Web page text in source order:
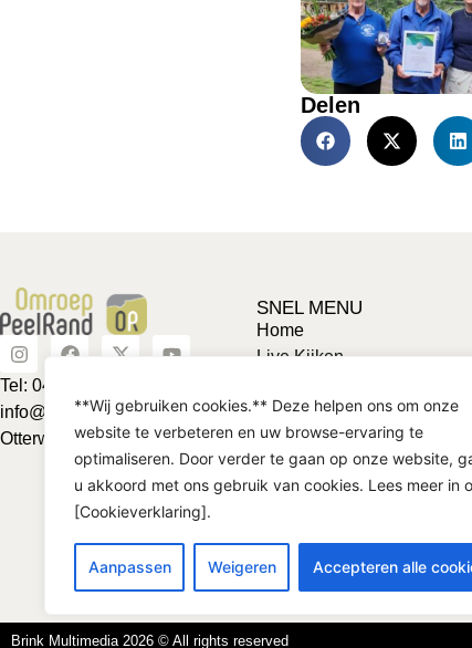
**Wij gebruiken cookies.** Deze helpen ons om onze
website te verbeteren en uw browse-ervaring te
optimaliseren. Door verder te gaan op onze website,
u akkoord met ons gebruik van cookies. Lees meer in
[Cookieverklaring].
Aanpassen Weigeren Accepteren alle
Delen
Tel: 0492-463624
info@omroeppeelrand.nl
Otterweg 25 5741BC
SNEL MENU
Home
Live Kijken
Vriendje voor een tientje
Club van 1000
Contact
Brink Multimedia 2026 © All rights reserved